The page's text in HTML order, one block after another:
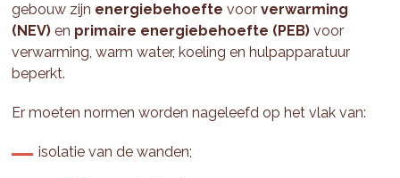
gebouw zijn energiebehoefte voorverwarming
(NEV) en primaire energiebehoefte (PEB) voor
verwarming, warm water, koeling en hulpapparatuur
beperkt.
Er moeten normen worden nageleefd op het vlak van:
isolatie van de wanden;